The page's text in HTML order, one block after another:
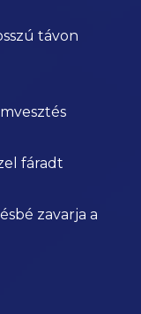
távon
fáradt
zavarja a